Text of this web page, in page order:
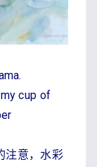
cup of
注意，水彩